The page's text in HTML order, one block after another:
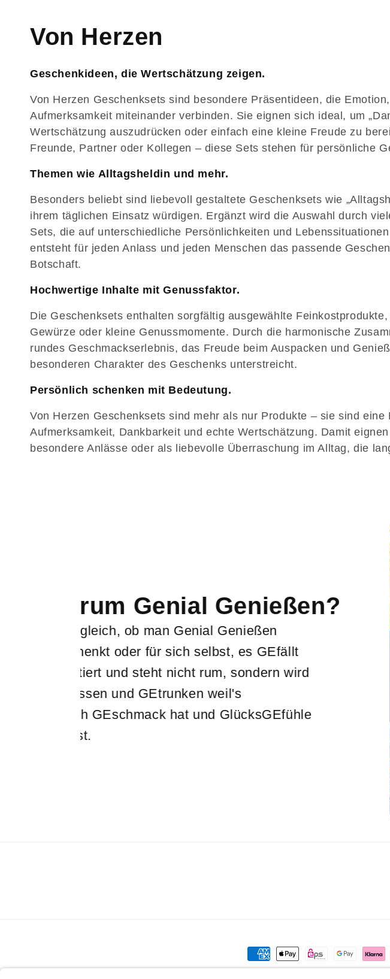
K
a
t
e
g
o
r
i
e
:
Von Herzen
Geschenkideen, die Wertschätzung zeigen.
Von Herzen Geschenksets sind besondere Präsentideen, die
Aufmerksamkeit miteinander verbinden. Sie eignen sich ideal, um
Wertschätzung auszudrücken oder einfach eine kleine Freude zu
Freunde, Partner oder Kollegen – diese Sets stehen für persönliche
Themen wie Alltagsheldin und mehr.
Besonders beliebt sind liebevoll gestaltete Geschenksets wie
ihrem täglichen Einsatz würdigen. Ergänzt wird die Auswahl durch
Sets, die auf unterschiedliche Persönlichkeiten und
entsteht für jeden Anlass und jeden Menschen das passende
Botschaft.
Hochwertige Inhalte mit Genussfaktor.
Die Geschenksets enthalten sorgfältig ausgewählte
Gewürze oder kleine Genussmomente. Durch die harmonische
rundes Geschmackserlebnis, das Freude beim Auspacken und
besonderen Charakter des Geschenks unterstreicht.
Persönlich schenken mit Bedeutung.
Von Herzen Geschenksets sind mehr als nur Produkte – sie sind eine
Aufmerksamkeit, Dankbarkeit und echte Wertschätzung. Damit
besondere Anlässe oder als liebevolle Überraschung im Alltag, die
Zahlungsmethoden